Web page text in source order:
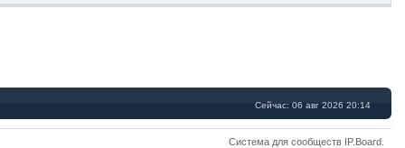
Сейчас: 06 авг 2026 20:14
Система для сообществ IP.Board